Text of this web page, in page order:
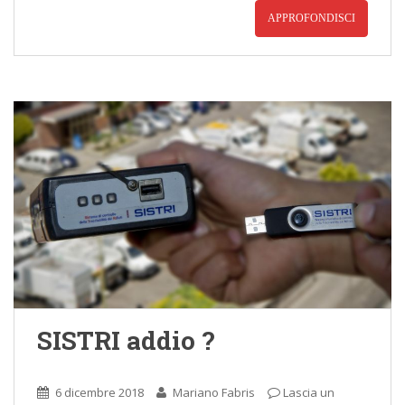
APPROFONDISCI
SISTRI addio ?
6 dicembre 2018 Mariano Fabris
Lascia un